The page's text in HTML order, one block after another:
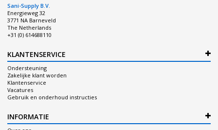
Sani-Supply B.V.
Energieweg 32
3771 NA Barneveld
The Netherlands
+31 (0) 614688110
KLANTENSERVICE
Ondersteuning
Zakelijke klant worden
Klantenservice
Vacatures
Gebruik en onderhoud instructies
INFORMATIE